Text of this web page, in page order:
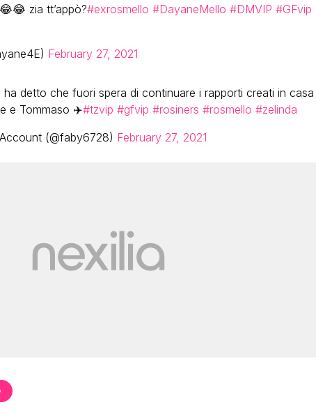
zia tt’appò?#exrosmello #DayaneMello #DMVIP #GFvip
February 27, 2021
ha detto che fuori spera di continuare i rapporti creati in casa
e Tommaso ✈️#tzvip #gfvip #rosiners #rosmello #zelinda
(@faby6728) February 27, 2021